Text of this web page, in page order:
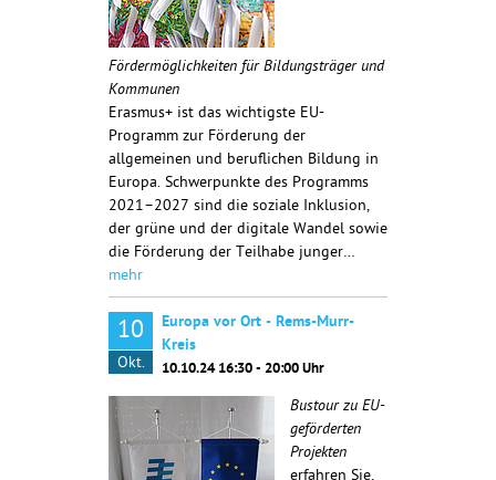
Fördermöglichkeiten für Bildungsträger und
Kommunen
Erasmus+ ist das wichtigste EU-
Programm zur Förderung der
allgemeinen und beruflichen Bildung in
Europa. Schwerpunkte des Programms
2021–2027 sind die soziale Inklusion,
der grüne und der digitale Wandel sowie
die Förderung der Teilhabe junger…
mehr
10
Okt.
Europa vor Ort - Rems-Murr-
Kreis
10.10.24 16:30 - 20:00 Uhr
Bustour zu EU-
geförderten
Projekten